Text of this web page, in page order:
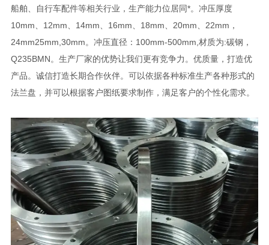
船舶、自行车配件等相关行业，生产能力位居同*。冲压厚度
10mm、12mm、14mm、16mm、18mm、20mm、22mm，
24mm25mm,30mm。冲压直径：100mm-500mm,材质为:碳钢，
Q235BMN。生产厂家的优势让我们更有竞争力。优质量，打造优
产品。诚信打造长期合作伙伴。可以依据各种标准生产各种形式的
法兰盘，并可以根据客户图纸要求制作，满足客户的个性化需求。